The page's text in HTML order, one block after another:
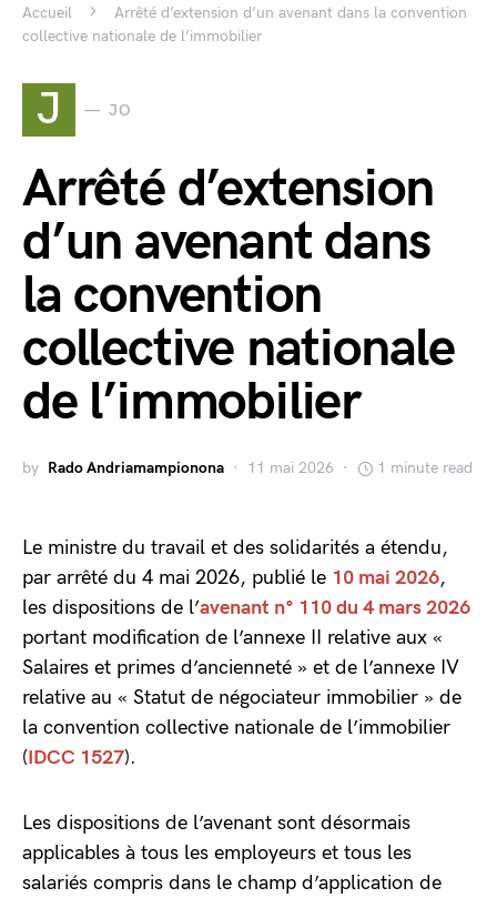
Accueil
Arrêté d’extension d’un avenant dans la convention
collective nationale de l’immobilier
J JO
Arrêté d’extension
d’un avenant dans
la convention
collective nationale
de l’immobilier
by Rado Andriamampionona 11 mai 2026 1 minute read
Le ministre du travail et des solidarités a étendu,
par arrêté du 4 mai 2026, publié le 10 mai 2026,
les dispositions de l’avenant n° 110 du 4 mars 2026
portant modification de l’annexe II relative aux «
Salaires et primes d’ancienneté » et de l’annexe IV
relative au « Statut de négociateur immobilier » de
la convention collective nationale de l’immobilier
(IDCC 1527).
Les dispositions de l’avenant sont désormais
applicables à tous les employeurs et tous les
salariés compris dans le champ d’application de